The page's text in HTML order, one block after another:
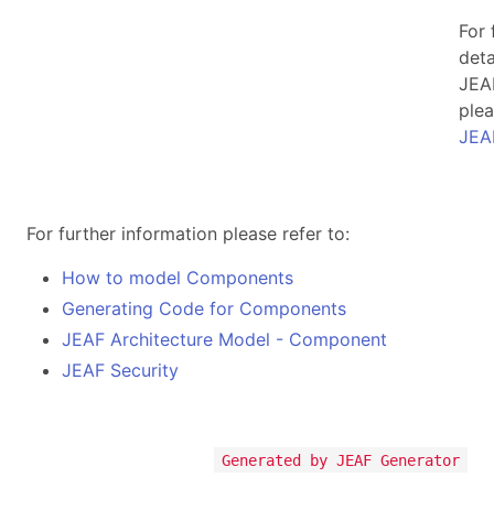
For
For further information please refer to:
How to model Components
Generating Code for Components
JEAF Architecture Model - Component
JEAF Security
Generated by JEAF Generator